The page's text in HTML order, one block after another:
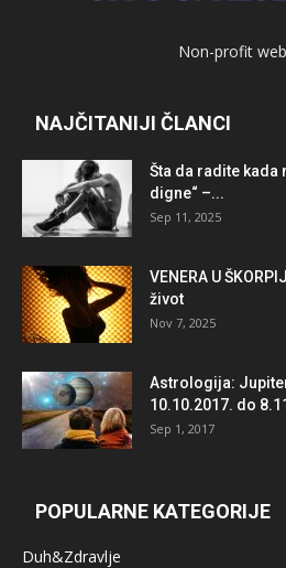
Non-profit
NAJČITANIJI ČLANCI
Šta da radite kada
digne“ –...
Sep 11, 2025
VENERA U
život
Nov 7, 2025
Astrologija:
10.10.2017. do
Sep 1, 2017
POPULARNE KATEGORIJE
Duh&Zdravlje